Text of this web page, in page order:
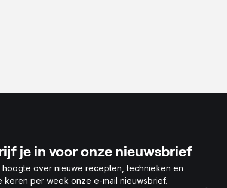
je in voor onze nieuwsbrief
over nieuwe recepten, technieken en
keren per week onze e-mail nieuwsbrief.